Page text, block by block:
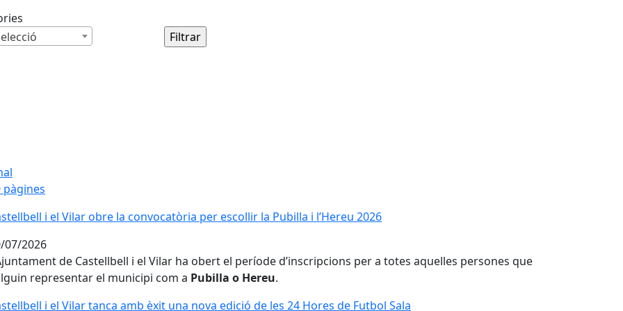
pàgines
i el Vilar obre la convocatòria per escollir la Pubilla i l’Hereu 2026
i el Vilar obre la convocatòria per escollir la Pubilla i l’Hereu 2026
07/2026
de Castellbell i el Vilar ha obert el període d’inscripcions per a totes aquelles persones que
representar el municipi com a Pubilla o Hereu.
i el Vilar tanca amb èxit una nova edició de les 24 Hores de Futbol Sala
i el Vilar tanca amb èxit una nova edició de les 24 Hores de Futbol Sala